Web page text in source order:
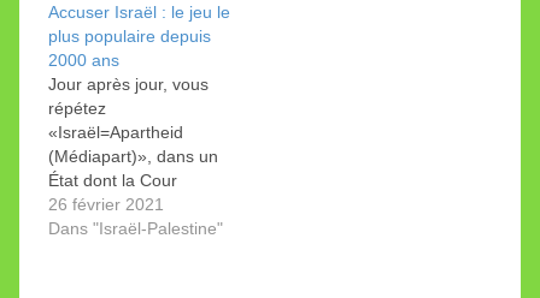
journée faite et de
montrer à quel point ils
sont plongés dans une
idéologie islamiste
obscurantiste.
Accuser Israël : le jeu le
plus populaire depuis
2000 ans
Jour après jour, vous
répétez
«Israël=Apartheid
(Médiapart)», dans un
État dont la Cour
suprême compte
plusieurs juges arabes
26 février 2021
Dans "Israël-Palestine"